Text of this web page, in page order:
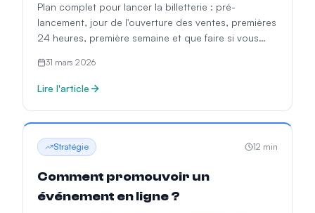
Plan complet pour lancer la billetterie : pré-
lancement, jour de l'ouverture des ventes, premières
24 heures, première semaine et que faire si vous
31 mars 2026
Lire l'article
Stratégie 12 min
Comment promouvoir un
événement en ligne ?